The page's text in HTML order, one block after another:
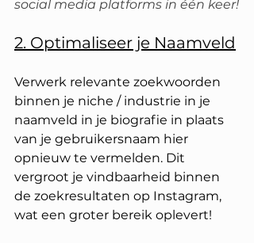
social media platforms in één keer!
2. Optimaliseer je Naamveld
Verwerk relevante zoekwoorden
binnen je niche / industrie in je
naamveld in je biografie in plaats
van je gebruikersnaam hier
opnieuw te vermelden. Dit
vergroot je vindbaarheid binnen
de zoekresultaten op Instagram,
wat een groter bereik oplevert!